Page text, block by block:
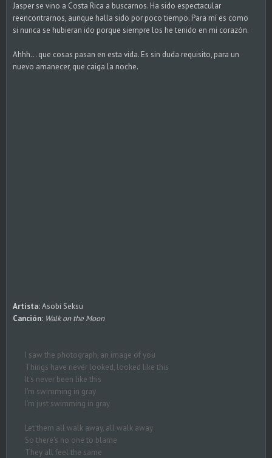
Jasper se vino a Costa Rica a buscarnos. Ha sido espectacular
reencontrarnos, aunque halla sido por poco tiempo. Para mí es como
si nunca se hubieran ido porque siempre los he tenido en mi corazón.
Ahhh... que cosas pasan en esta vida. Es sin duda requisito, para un
nuevo amanecer, que caiga la noche.
Artista:Asobi Seksu
Canción: Walk on the Moon
I saw the photograph, an image of you
Things have never looked, looked like this
It's never been like this
I'm swimming in gray
I'm just swimming in gray
Let them all walk away, all walk away
So there's no one to blame
They all feel the same